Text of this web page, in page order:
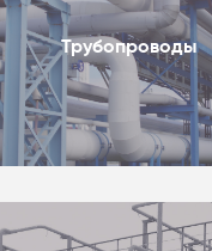
Трубопроводы